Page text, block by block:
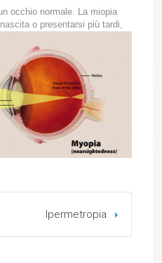
occhio normale. La miopia
o presentarsi più tardi,
Ipermetropia